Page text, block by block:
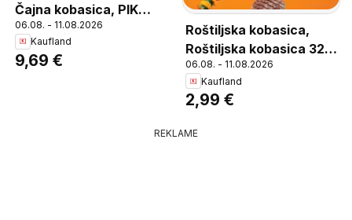
Čajna kobasica, PIK
Zimska, Kulen ili Čajna
kobasica 650 g
06.08. - 11.08.2026
Kaufland
9,69 €
Roštiljska kobasica,
Roštiljska kobasica 320
g
06.08. - 11.08.2026
Kaufland
2,99 €
REKLAME